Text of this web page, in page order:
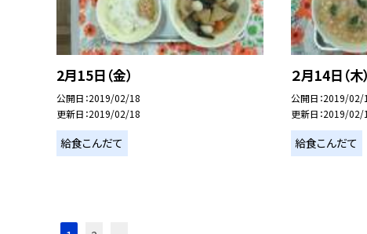
2月15日（金）
公開日 2019/02/18
更新日 2019/02/18
給食こんだて
２月14日（木）
公開日 2019/02/
更新日 2019/02/
給食こんだて